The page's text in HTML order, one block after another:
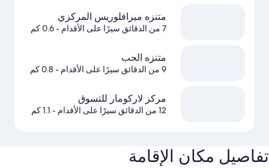
متنزه ميرافلوريس المركزي
7 من الدقائق سيرًا على الأقدام - 0.6 كم
متنزه الحب
9 من الدقائق سيرًا على الأقدام - 0.8 كم
مركز لاركومار للتسوق
12 من الدقائق سيرًا على الأقدام - 1.1 كم
تفاصيل مكان الإقامة